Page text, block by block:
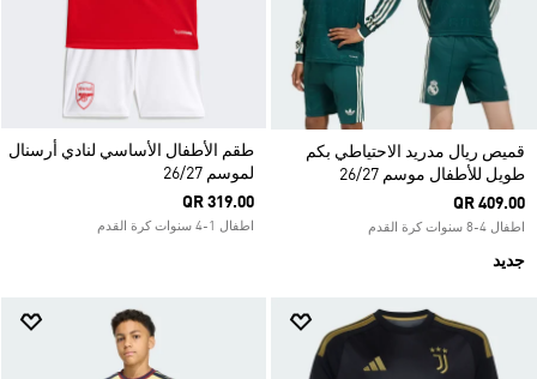
قميص ريال مدريد الاحتياطي بكم
طويل للأطفال موسم 26/27
QR 409.00
اطفال 4-8 سنوات كرة القدم
جديد
طقم الأطفال الأساسي لنادي أرسنال
لموسم 26/27
QR 319.00
اطفال 1-4 سنوات كرة القدم